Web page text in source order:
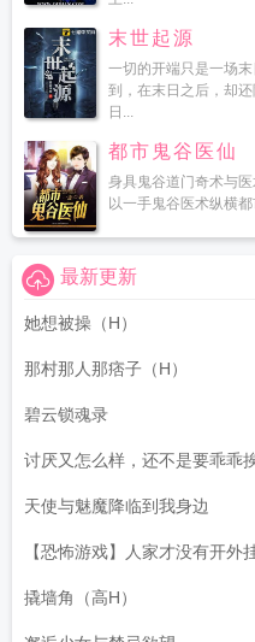
末世起源
一切的开端只是一场
到，在末日之后，却
日...
都市鬼谷医仙
身具鬼谷道门奇术与
以一手鬼谷医术纵横
最新更新
她想被操（H）
那村那人那痞子（H）
碧云锁魂录
讨厌又怎么样，还不是要乖乖
天使与魅魔降临到我身边
【恐怖游戏】人家才没有开外
撬墙角（高H）